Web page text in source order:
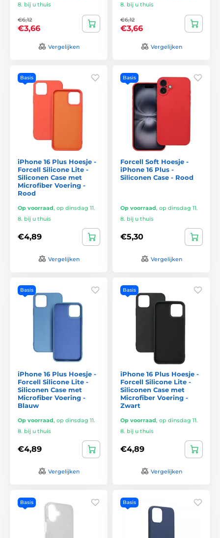
8. bij u thuis
€6,12
€3,66
Vergelijken
8. bij u thuis
€6,12
€3,66
Vergelijken
Basis
iPhone 16 Plus Hoesje -
Forcell Silicone Lite -
Siliconen Case met
Microfiber Voering -
Rood
Op voorraad, op dinsdag 11.
8. bij u thuis
€4,89
Vergelijken
Basis
Forcell Soft Hoesje -
iPhone 16 Plus -
Siliconen Case - Rood
Op voorraad, op dinsdag 11.
8. bij u thuis
€5,30
Vergelijken
Basis
iPhone 16 Plus Hoesje -
Forcell Silicone Lite -
Siliconen Case met
Microfiber Voering -
Blauw
Op voorraad, op dinsdag 11.
8. bij u thuis
€4,89
Vergelijken
Basis
iPhone 16 Plus Hoesje -
Forcell Silicone Lite -
Siliconen Case met
Microfiber Voering -
Zwart
Op voorraad, op dinsdag 11.
8. bij u thuis
€4,89
Vergelijken
Basis Basis